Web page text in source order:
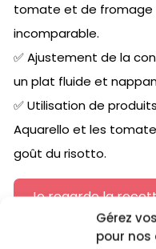
Gérez
pour nos
tomate et de fromage
incomparable.
✅ Ajustement de la
un plat fluide et
✅ Utilisation de
Aquarello et les
goût du risotto.
Je regarde la